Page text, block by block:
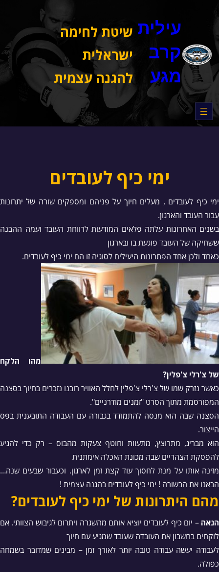
לתוכן
עילית
קרב
מגע
שיטת לחימה
ישראלית
להגנה עצמית
ימי כיף לעובדים
ימי כיף לעובדים , מעלים חיוך על פניהם ומספקים שורה של יתרונות
עבור העובד והארגון.
בשנים האחרונות עלתה פלאים המודעות לרווחת העובד ועמה ההבנה
ששחיקה של העובד פוגעת בו ובארגון
כאחד ולכן אחד הפתרונות היעילים לסוגיה זו הם ימי כיף לעובדים.
מהו הלקח
של צ'רלי צ'פלין?
כאשר נזרק שמו של צ'רלי צ'פלין לחלל האוויר רובנו נזכרים בחיוך בסצנה
המפורסמת מתוך הסרט "זמנים מודרניים".
הסצנה שבה הוא מנסה להתמודד בגבורה עם העבודה התובענית בפס
הייצור.
הוא מבריג, מתרוצץ, מתעוות וחוטף צעקות מהבוס – רק כדי להגיע
להפסקת הצהריים שבה מכונת האכלה אימתנית
מזינה אותו על מנת לחסוך עוד קצת זמן לארגון. וכעבור שבעים שנה…
הבאנו את הבשורה ! ימי כיף לעובדים בהגנה עצמית !
מהם היתרונות של ימי כיף לעובדים?
הנאה– יום כיף לעובדים יוציא אותם מהשגרה ויתרום לגיבוש הצוותי. אם
לוקחים בחשבון את העובדה שעובד שמגיע עם חיוך
לעבודה יעשה עבודה טובה יותר לאורך זמן – מבינים שמדובר בשמחה
כפולה.